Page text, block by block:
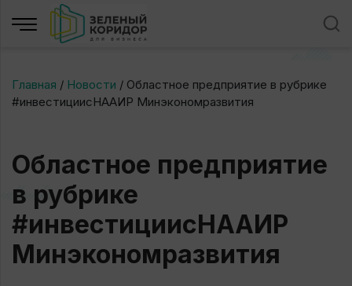
Главная / Новости / Областное предприятие в рубрике
#инвестициисНААИР Минэкономразвития
Областное предприятие
в рубрике
#инвестициисНААИР
Минэкономразвития